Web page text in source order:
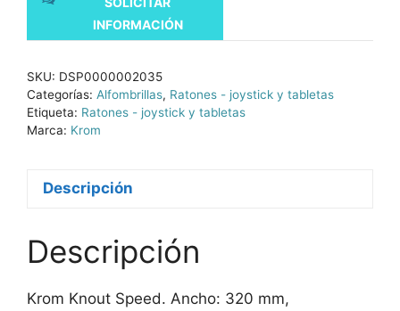
INFORMACIÓN
SKU: DSP0000002035
Categorías: Alfombrillas, Ratones - joystick y tabletas
Etiqueta: Ratones - joystick y tabletas
Marca: Krom
Descripción
Descripción
Krom Knout Speed. Ancho: 320 mm,